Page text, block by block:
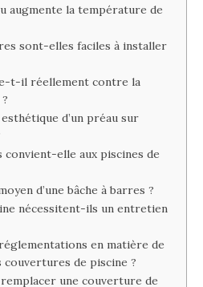
augmente la température de
sont-elles faciles à installer
t-il réellement contre la
d’un préau sur
convient-elle aux piscines de
d’une bâche à barres ?
nécessitent-ils un entretien
en matière de
de piscine ?
une couverture de